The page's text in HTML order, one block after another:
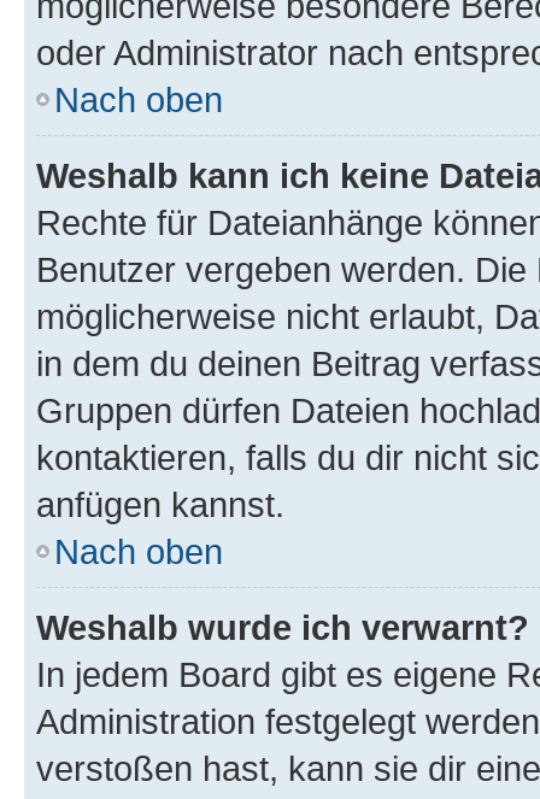
oder Administrator nach
Nach oben
Weshalb kann ich keine
Rechte für Dateianhänge
Benutzer vergeben werden.
möglicherweise nicht erlaubt,
in dem du deinen Beitrag
Gruppen dürfen Dateien
kontaktieren, falls du dir nicht
anfügen kannst.
Nach oben
Weshalb wurde ich verwarnt?
In jedem Board gibt es eigene
Administration festgelegt
verstoßen hast, kann sie dir